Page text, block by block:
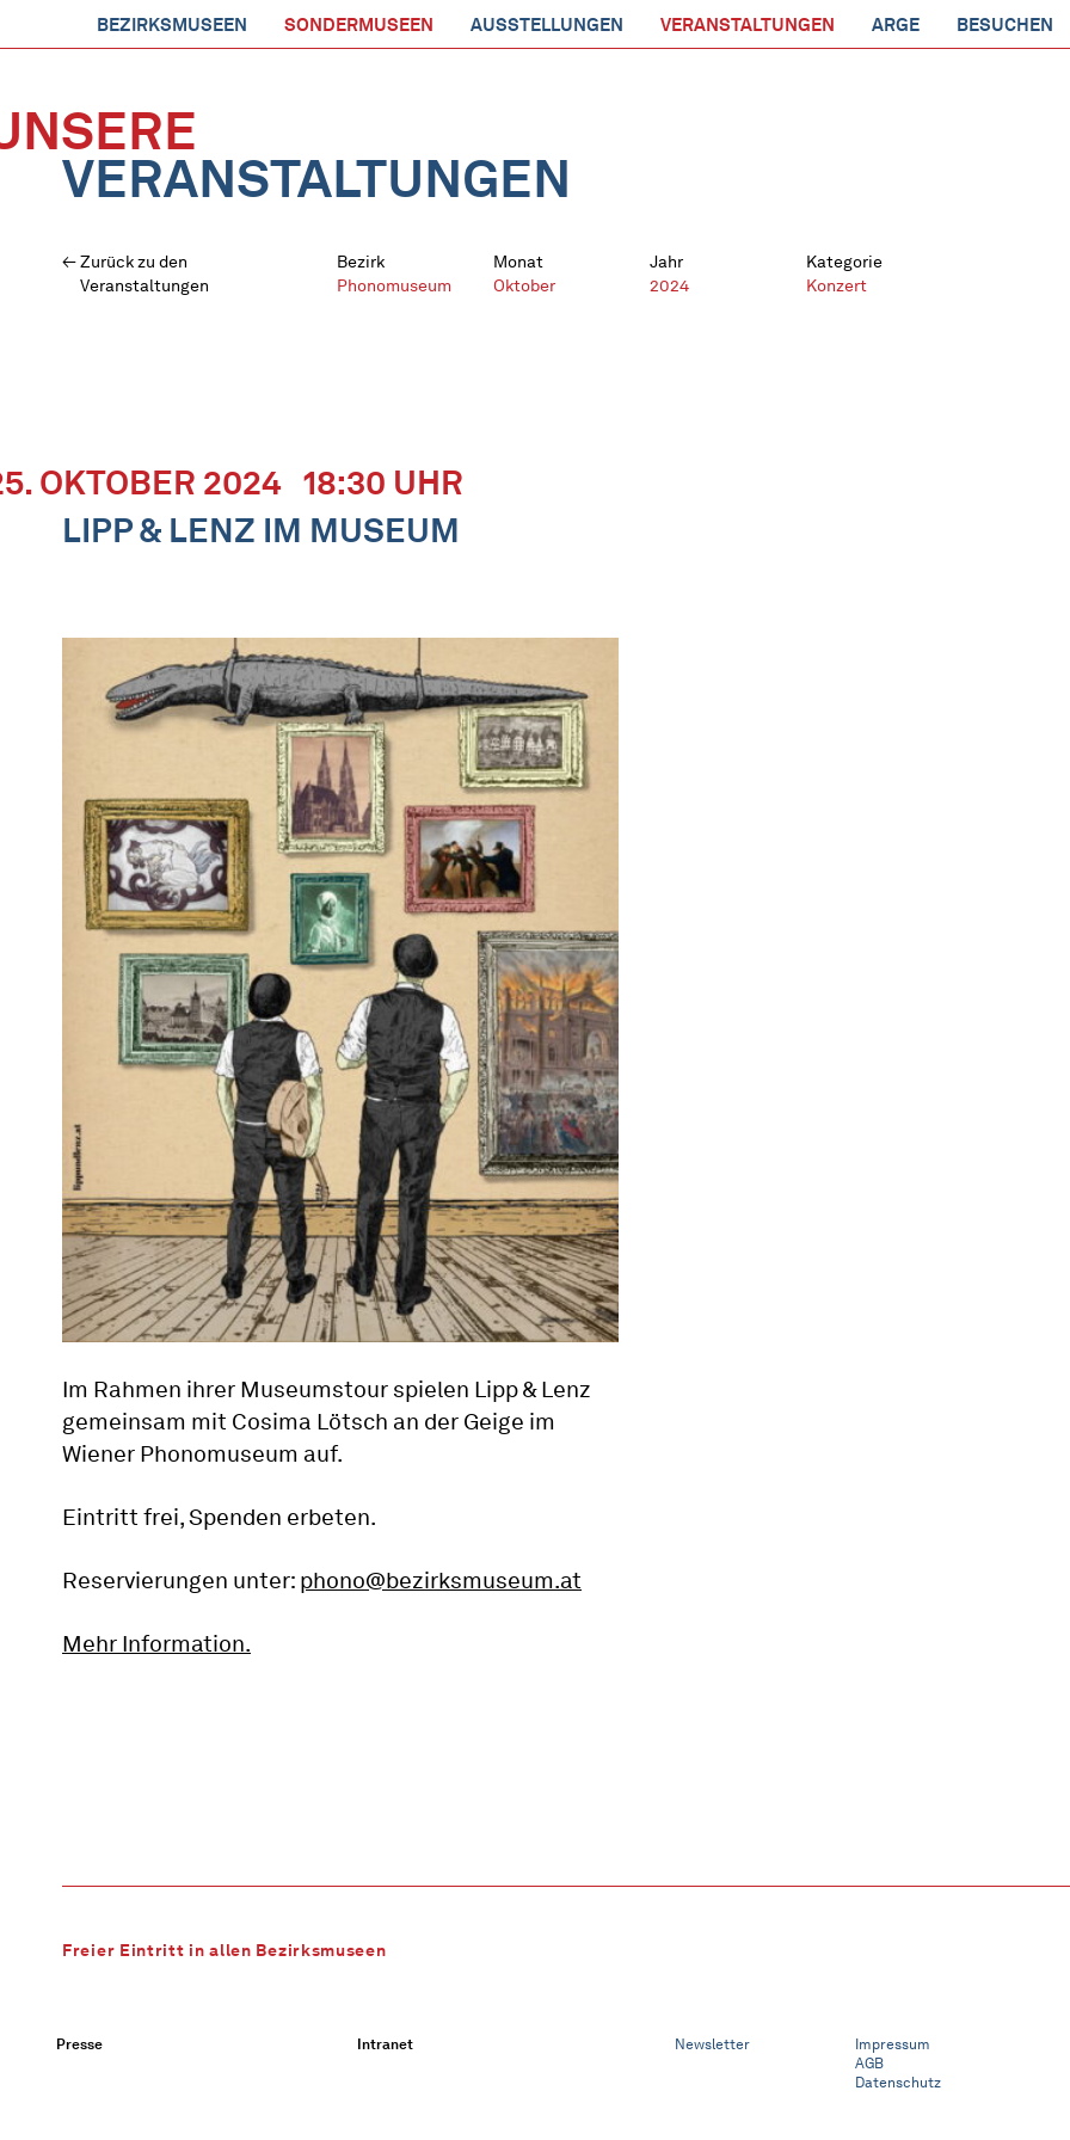
BEZIRKSMUSEEN SONDERMUSEEN AUSSTELLUNGEN VERANSTALTUNGEN ARGE BESUCHEN
VERANSTALTUNGEN
Zurück zu den
Veranstaltungen
Bezirk
Phonomuseum
Monat
Oktober
Jahr
2024
Kategorie
Konzert
OKTOBER 2024 18:30 UHR
LIPP & LENZ IM MUSEUM
Im Rahmen ihrer Museumstour spielen Lipp & Lenz
gemeinsam mit Cosima Lötsch an der Geige im
Wiener Phonomuseum auf.
Eintritt frei, Spenden erbeten.
Reservierungen unter: phono@bezirksmuseum.at
Mehr Information.
Freier Eintritt in allen Bezirksmuseen
Presse Intranet Newsletter
Impressum
AGB
Datenschutz